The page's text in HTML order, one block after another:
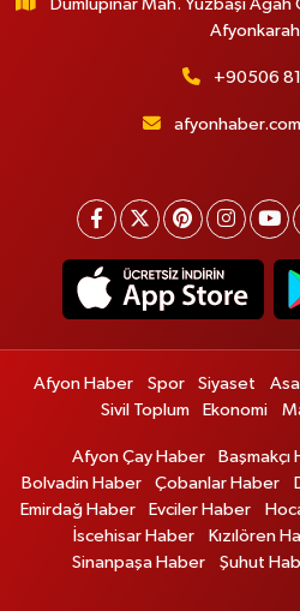
Dumlupınar Mah. Yüzbaşı
+90506
Afyon Haber Spor Siyaset
Sivil Toplum
Ekonomi
Afyon Çay Haber Başmakçı
Bolvadin Haber
Çobanlar Haber
Emirdağ Haber
Evciler Haber
İscehisar Haber
Kızılören
Sinanpaşa Haber
Şuhut